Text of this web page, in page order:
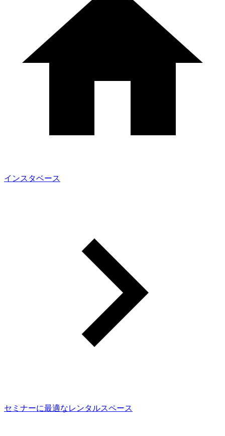
インスタベース
セミナーに最適なレンタルスペース